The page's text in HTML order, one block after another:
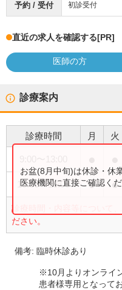
予約 / 受付 初診受付
直近の求人を確認する[PR]
医師の方
診療案内
診療時間 月 火
15:00〜18:00 ● ●
診療時間・内容等について
ださい。
お盆(8月中旬)は休診・休
医療機関に直接ご確認くだ
備考:臨時休診あり
※10月よりオンライ
患者様専用となって